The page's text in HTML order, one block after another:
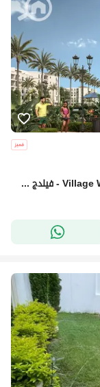
دوبلكس 203 متر دور ارضي بحديقه كبيره في Village West - فيلدج ويست الشيخ زايد المميز من تطوير مجموعة درة